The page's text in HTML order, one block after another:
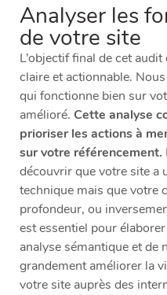
Analyser les
de votre site
L’objectif final de cet
claire et actionnable.
qui fonctionne bien sur
amélioré. Cette analyse
prioriser les actions à
sur votre référencement.
découvrir que votre site a
technique mais que votre
profondeur, ou
est essentiel pour
analyse sémantique et de
grandement améliorer la
votre site auprès des